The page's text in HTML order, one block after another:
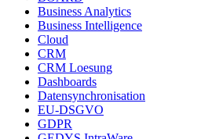
Business Analytics
Business Intelligence
Cloud
CRM
CRM Loesung
Dashboards
Datensynchronisation
EU-DSGVO
GDPR